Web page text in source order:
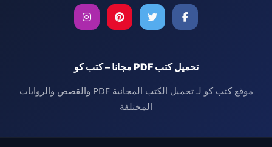
تحميل كتب PDF مجانا – كتب كو
موقع كتب كو لـ تحميل الكتب المجانية PDF والقصص والروايات
المختلفة